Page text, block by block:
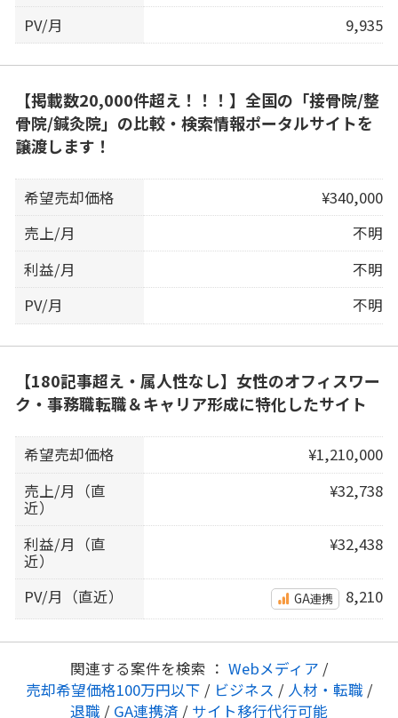
PV/月 9,935
【掲載数20,000件超え！！！】全国の「接骨院/整
骨院/鍼灸院」の比較・検索情報ポータルサイトを
譲渡します！
希望売却価格
¥340,000
売上/月
不明
利益/月
不明
PV/月
不明
【180記事超え・属人性なし】女性のオフィスワー
ク・事務職転職＆キャリア形成に特化したサイト
希望売却価格
¥1,210,000
売上/月（直
近）
¥32,738
利益/月（直
近）
¥32,438
PV/月（直近） GA連携 8,210
関連する案件を検索 ： Webメディア /
売却希望価格100万円以下 / ビジネス / 人材・転職 /
退職 / GA連携済 / サイト移行代行可能